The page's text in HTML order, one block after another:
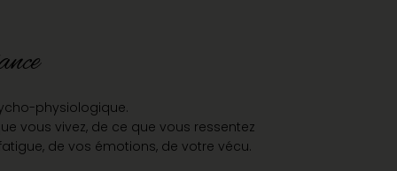
physiologique.
vous vivez, de ce que vous ressentez
de vos émotions, de votre vécu.